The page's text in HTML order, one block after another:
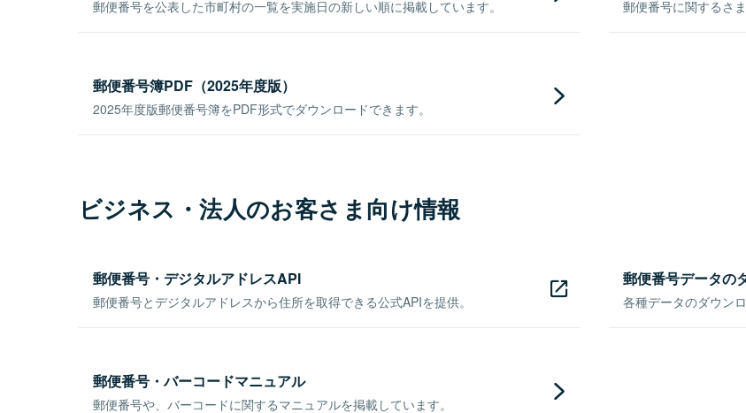
郵便番号を公表した市町村の一覧を実施日の新しい順に掲載しています。 郵便番号に関するさ
郵便番号簿PDF（2025年度版）
2025年度版郵便番号簿をPDF形式でダウンロードできます。
ビジネス・法人のお客さま向け情報
郵便番号・デジタルアドレスAPI
郵便番号とデジタルアドレスから住所を取得できる公式APIを提供。
郵便番号データの
各種データのダウン
郵便番号・バーコードマニュアル
郵便番号や、バーコードに関するマニュアルを掲載しています。